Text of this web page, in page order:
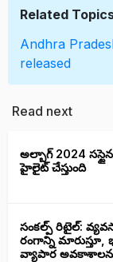
Related
Andhra
released
Read next
అల్బాగ్ 2024
హైలైట్ చేస్తుంది
సంకల్ప్ రిటైల్:
రంగాన్ని
వ్యాపార అవకాశాలను